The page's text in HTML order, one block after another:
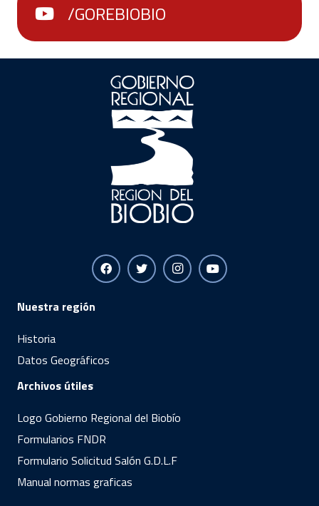
/GOREBIOBIO
Nuestra región
Historia
Datos Geográficos
Archivos útiles
Logo Gobierno Regional del Biobío
Formularios FNDR
Formulario Solicitud Salón G.D.L.F
Manual normas graficas